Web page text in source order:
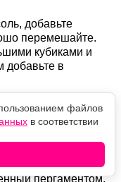
добавьте
перемешайте.
кубиками и
добавьте в
мягкое
частей,
обмакните
пергаментом,
файлов
в соответствии